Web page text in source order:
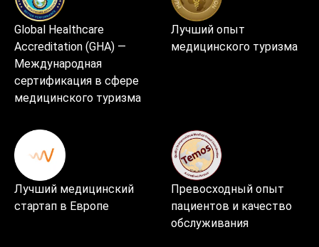
Global Healthcare
Accreditation (GHA) —
Международная
сертификация в сфере
медицинского туризма
Лучший опыт
медицинского туризма
Лучший медицинский
стартап в Европе
Превосходный опыт
пациентов и качество
обслуживания